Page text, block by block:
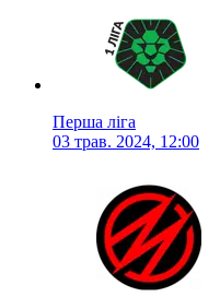
Перша ліга
03 трав. 2024, 12:00